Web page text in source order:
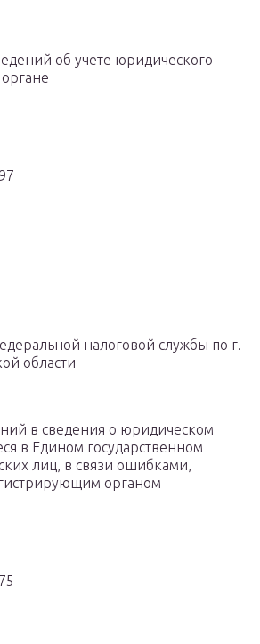
об учете юридического
налоговой службы по г.
области
в сведения о юридическом
в Едином государственном
лиц, в связи ошибками,
органом